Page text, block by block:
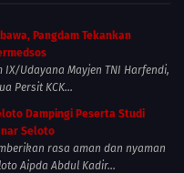
Pangdam Tekankan
Udayana Mayjen TNI Harfendi,
Persit KCK...
Dampingi Peserta Studi
Seloto
rasa aman dan nyaman
Aipda Abdul Kadir...